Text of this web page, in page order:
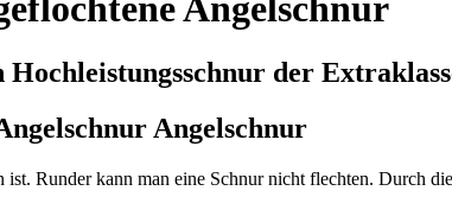
Angelschnur
der
Angelschnur
Runder kann man eine Schnur nicht flechten. Durch